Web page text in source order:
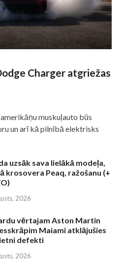
Charger atgriežas
muskuļauto būs
un arī kā pilnībā elektrisks
uzsāk sava lielākā modeļa,
krosovera Peaq, ražošanu (+
2026
vērtajam Aston Martin
Maiami atklājušies
defekti
2026